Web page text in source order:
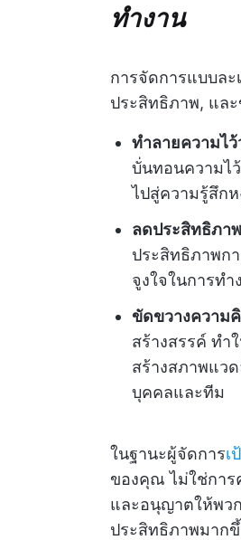
ทำงาน
การจัดการแบบล
ประสิทธิภาพ, แล
ทำลายความไ
บั่นทอนความไ
ไปสู่ความรู้สึก
ลดประสิทธิภา
ประสิทธิภาพก
จูงใจในการทำ
ขัดขวางความ
สร้างสรรค์ ทำ
สร้างสภาพแว
บุคคลและทีม
ในฐานะผู้จัดการเ
ของคุณ ไม่ใช่การ
และอนุญาตให้พว
ประสิทธิภาพมาก